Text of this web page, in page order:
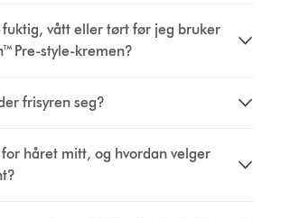
vått eller tørt før jeg bruker
Pre-style-kremen?
frisyren seg?
håret mitt, og hvordan velger